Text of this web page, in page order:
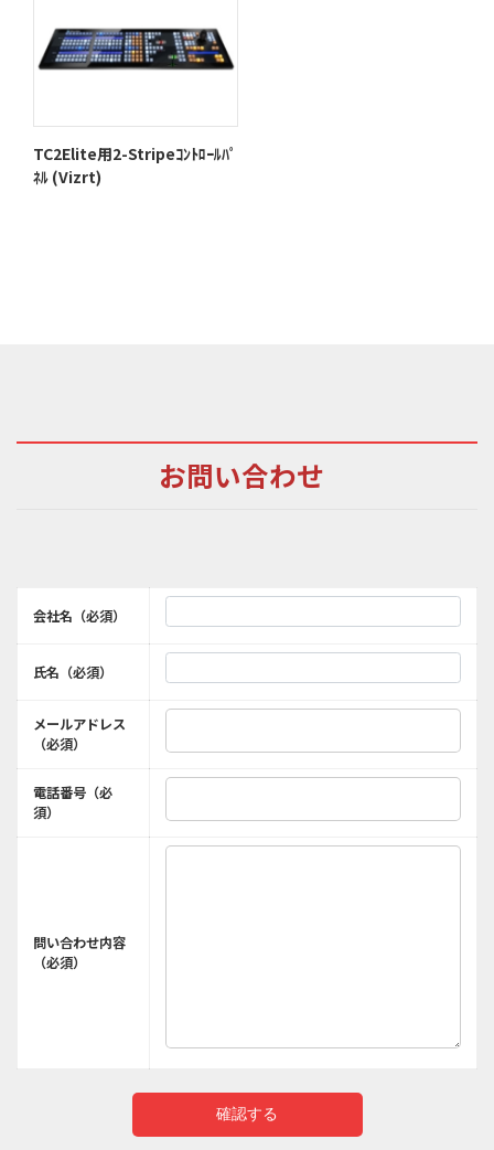
TC2Elite用2-Stripeｺﾝﾄﾛｰﾙﾊﾟ
ﾈﾙ (Vizrt)
お問い合わせ
会社名（必須）
氏名（必須）
メールアドレス
（必須）
電話番号（必
須）
問い合わせ内容
（必須）